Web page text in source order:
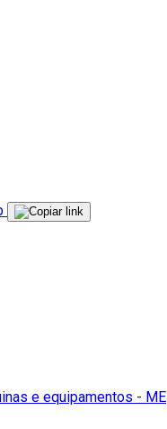
e equipamentos - ME